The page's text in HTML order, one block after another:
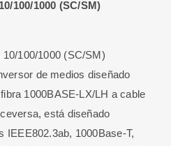
100/1000 (SC/SM)
100/1000 (SC/SM)
de medios diseñado
1000BASE-LX/LH a cable
está diseñado
IEEE802.3ab, 1000Base-T,